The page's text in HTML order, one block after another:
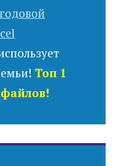
Топ 1